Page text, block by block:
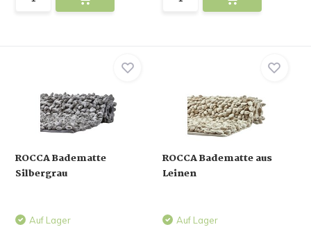
ROCCA Badematte
Silbergrau
Auf Lager
ROCCA Badematte aus
Leinen
Auf Lager